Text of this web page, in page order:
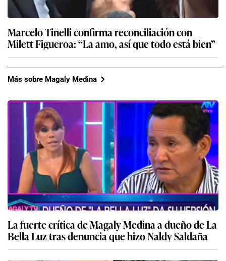
Marcelo Tinelli confirma reconciliación con
Milett Figueroa: “La amo, así que todo está bien”
Más sobre Magaly Medina
La fuerte crítica de Magaly Medina a dueño de La
Bella Luz tras denuncia que hizo Naldy Saldaña